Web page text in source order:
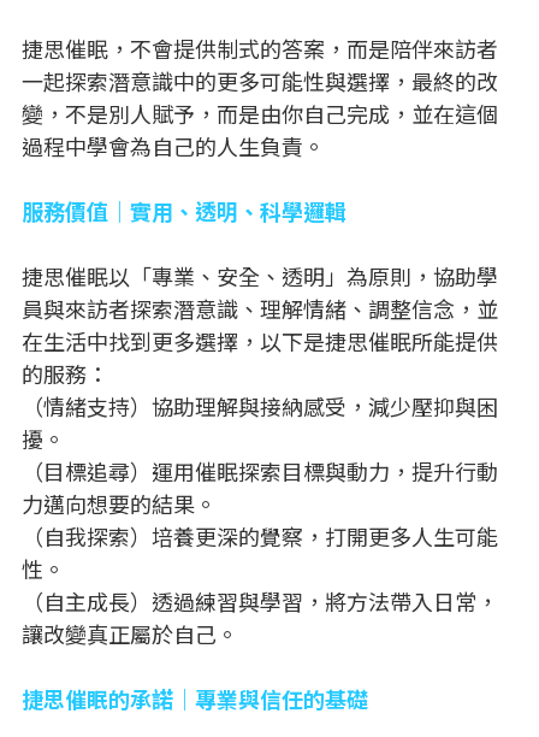
捷思催眠，不會提供制式的答案，而是陪伴來訪者
一起探索潛意識中的更多可能性與選擇，最終的改
變，不是別人賦予，而是由你自己完成，並在這個
過程中學會為自己的人生負責。
服務價值｜實用、透明、科學邏輯
捷思催眠以「專業、安全、透明」為原則，協助學
員與來訪者探索潛意識、理解情緒、調整信念，並
在生活中找到更多選擇，以下是捷思催眠所能提供
的服務：
（情緒支持）協助理解與接納感受，減少壓抑與困
擾。
（目標追尋）運用催眠探索目標與動力，提升行動
力邁向想要的結果。
（自我探索）培養更深的覺察，打開更多人生可能
性。
（自主成長）透過練習與學習，將方法帶入日常，
讓改變真正屬於自己。
捷思催眠的承諾｜專業與信任的基礎